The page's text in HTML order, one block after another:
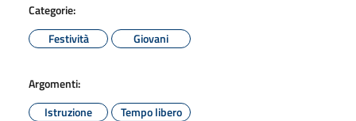
Categorie:
Festività
Giovani
Argomenti:
Istruzione
Tempo libero